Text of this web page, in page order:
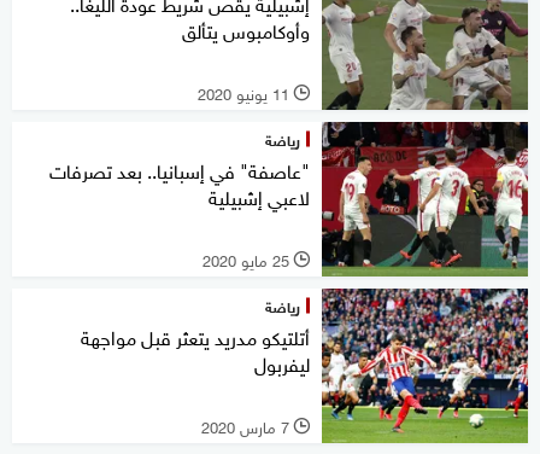
وأوكامبوس يتألق
l 11 يونيو 2020
رياضة
"عاصفة" في إسبانيا.. بعد تصرفات
لاعبي إشبيلية
l 25 مايو 2020
رياضة
أتلتيكو مدريد يتعثر قبل مواجهة
ليفربول
l 7 مارس 2020